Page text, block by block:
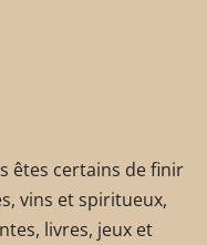
êtes certains de finir
vins et spiritueux,
livres, jeux et